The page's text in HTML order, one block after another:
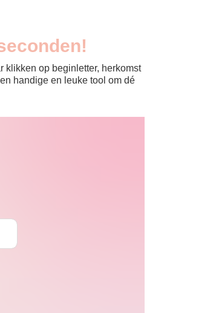
klikken op beginletter, herkomst
handige en leuke tool om dé